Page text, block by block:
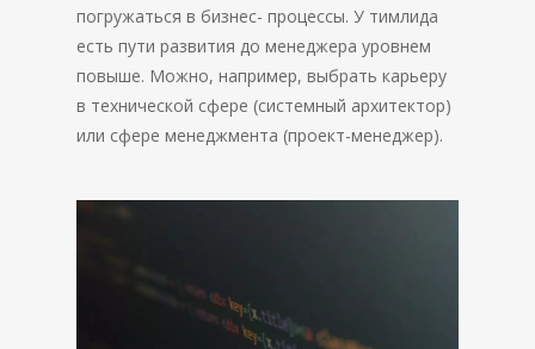
погружаться в бизнес- процессы. У тимлида
есть пути развития до менеджера уровнем
повыше. Можно, например, выбрать карьеру
в технической сфере (системный архитектор)
или сфере менеджмента (проект-менеджер).